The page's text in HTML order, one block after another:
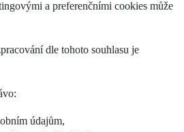
a preferenčními cookies může
dle tohoto souhlasu je
údajům,